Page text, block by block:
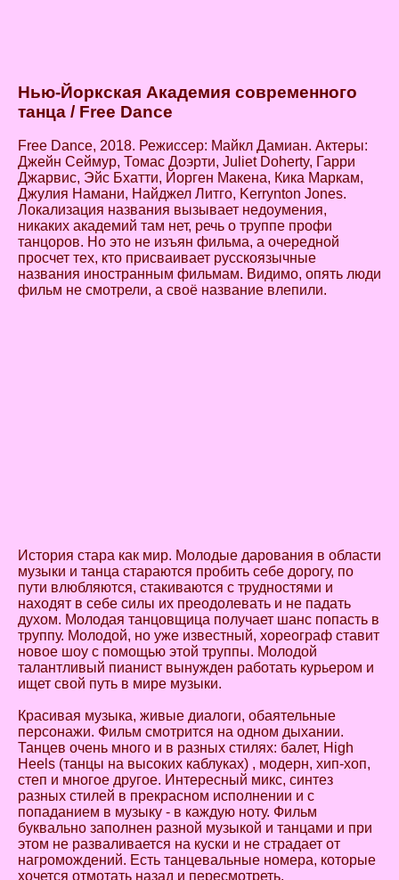
Нью-Йоркская Академия современного
танца / Free Dance
Free Dance, 2018. Режиссер: Майкл Дамиан. Актеры:
Джейн Сеймур, Томас Доэрти, Juliet Doherty, Гарри
Джарвис, Эйс Бхатти, Йорген Макена, Кика Маркам,
Джулия Намани, Найджел Литго, Kerrynton Jones.
Локализация названия вызывает недоумения,
никаких академий там нет, речь о труппе профи
танцоров. Но это не изъян фильма, а очередной
просчет тех, кто присваивает русскоязычные
названия иностранным фильмам. Видимо, опять люди
фильм не смотрели, а своё название влепили.
История стара как мир. Молодые дарования в области
музыки и танца стараются пробить себе дорогу, по
пути влюбляются, стакиваются с трудностями и
находят в себе силы их преодолевать и не падать
духом. Молодая танцовщица получает шанс попасть в
труппу. Молодой, но уже известный, хореограф ставит
новое шоу с помощью этой труппы. Молодой
талантливый пианист вынужден работать курьером и
ищет свой путь в мире музыки.
Красивая музыка, живые диалоги, обаятельные
персонажи. Фильм смотрится на одном дыхании.
Танцев очень много и в разных стилях: балет, High
Heels (танцы на высоких каблуках) , модерн, хип-хоп,
степ и многое другое. Интересный микс, синтез
разных стилей в прекрасном исполнении и с
попаданием в музыку - в каждую ноту. Фильм
буквально заполнен разной музыкой и танцами и при
этом не разваливается на куски и не страдает от
нагромождений. Есть танцевальные номера, которые
хочется отмотать назад и пересмотреть.